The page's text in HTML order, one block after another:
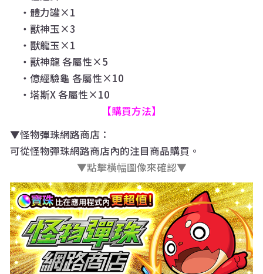
・體力罐×1
・獸神玉×3
・獸龍玉×1
・獸神龍 各屬性×5
・億經驗龜 各屬性×10
・塔斯X 各屬性×10
【購買方法】
▼怪物彈珠網路商店：
可從怪物彈珠網路商店內的注目商品購買。
▼點擊橫幅圖像來確認▼